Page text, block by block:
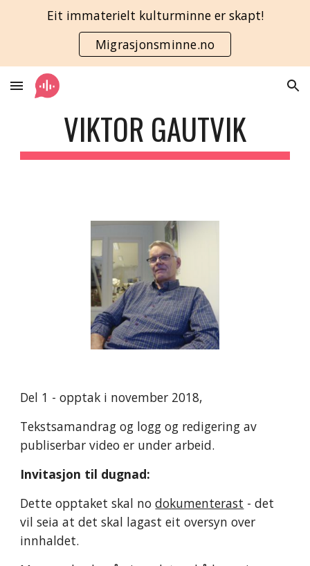
Skip to navigation
Eit immaterielt kulturminne er skapt!
Migrasjonsminne.no
VIKTOR GAUTVIK
Del 1 - opptak i november 2018,
Tekstsamandrag og logg og redigering av
publiserbar video er under arbeid.
Invitasjon til dugnad:
Dette opptaket skal no dokumenterast - det
vil seia at det skal lagast eit oversyn over
innhaldet.